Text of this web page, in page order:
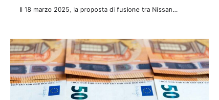
Il 18 marzo 2025, la proposta di fusione tra Nissan…